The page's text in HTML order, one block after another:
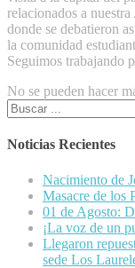
relacionados a
donde se debatieron
la comunidad
Seguimos trabajando
No se pueden hacer
Buscar:
Noticias Recientes
Nacimiento de
Masacre de los
01 de Agosto:
¡La voz de un
Llegaron
sede Los